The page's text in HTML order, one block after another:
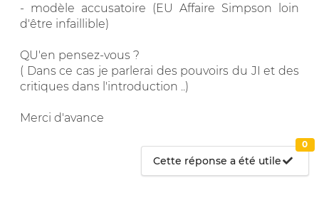
- modèle accusatoire (EU Affaire Simpson loin
d'être infaillible)
QU'en pensez-vous ?
( Dans ce cas je parlerai des pouvoirs du JI et des
critiques dans l'introduction ..)
Merci d'avance
Cette réponse a été utile
0